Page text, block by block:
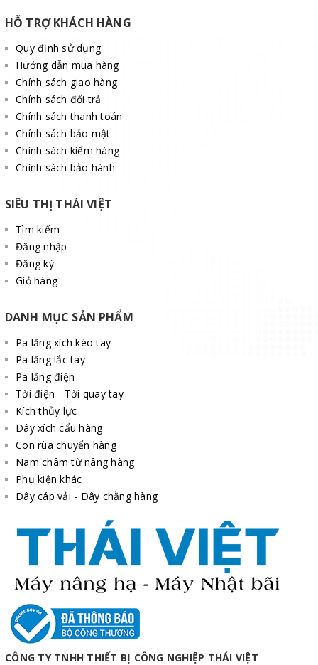
HỖ TRỢ KHÁCH HÀNG
Quy định sử dụng
Hướng dẫn mua hàng
Chính sách giao hàng
Chính sách đổi trả
Chính sách thanh toán
Chính sách bảo mật
Chính sách kiểm hàng
Chính sách bảo hành
SIÊU THỊ THÁI VIỆT
Tìm kiếm
Đăng nhập
Đăng ký
Giỏ hàng
DANH MỤC SẢN PHẨM
Pa lăng xích kéo tay
Pa lăng lắc tay
Pa lăng điện
Tời điện - Tời quay tay
Kích thủy lực
Dây xích cẩu hàng
Con rùa chuyển hàng
Nam châm từ nâng hàng
Phụ kiện khác
Dây cáp vải - Dây chằng hàng
CÔNG TY TNHH THIẾT BỊ CÔNG NGHIỆP THÁI VIỆT